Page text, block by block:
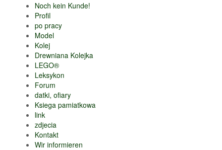
Noch kein Kunde!
Profil
po pracy
Model
Kolej
Drewniana Kolejka
LEGO®
Leksykon
Forum
datki, ofiary
Ksiega pamiatkowa
link
zdjecia
Kontakt
Wir informieren